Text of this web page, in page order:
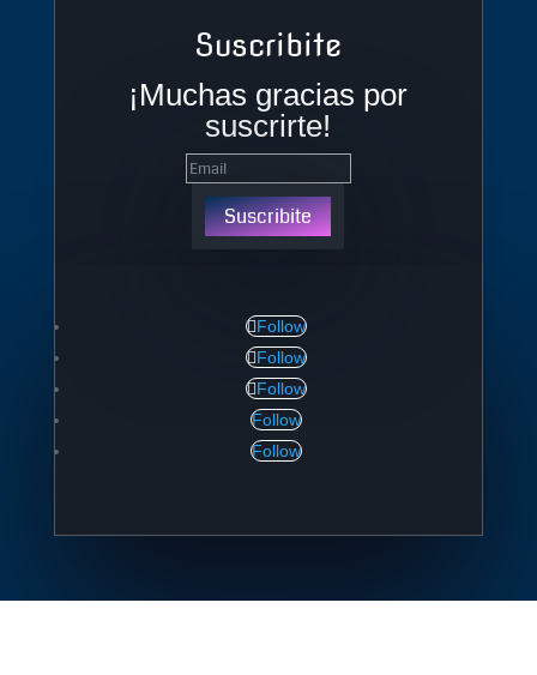
Suscribite
¡Muchas gracias por
suscrirte!
Suscribite
Follow
Follow
Follow
Follow
Follow